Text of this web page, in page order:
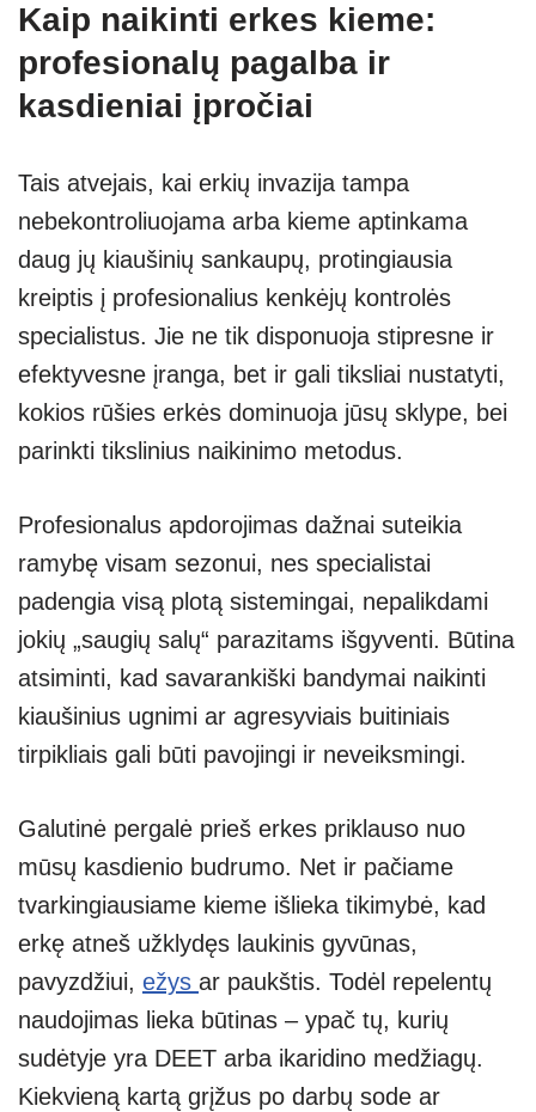
Kaip naikinti erkes kieme:
profesionalų pagalba ir
kasdieniai įpročiai
Tais atvejais, kai erkių invazija tampa
nebekontroliuojama arba kieme aptinkama
daug jų kiaušinių sankaupų, protingiausia
kreiptis į profesionalius kenkėjų kontrolės
specialistus. Jie ne tik disponuoja stipresne ir
efektyvesne įranga, bet ir gali tiksliai nustatyti,
kokios rūšies erkės dominuoja jūsų sklype, bei
parinkti tikslinius naikinimo metodus.
Profesionalus apdorojimas dažnai suteikia
ramybę visam sezonui, nes specialistai
padengia visą plotą sistemingai, nepalikdami
jokių „saugių salų“ parazitams išgyventi. Būtina
atsiminti, kad savarankiški bandymai naikinti
kiaušinius ugnimi ar agresyviais buitiniais
tirpikliais gali būti pavojingi ir neveiksmingi.
Galutinė pergalė prieš erkes priklauso nuo
mūsų kasdienio budrumo. Net ir pačiame
tvarkingiausiame kieme išlieka tikimybė, kad
erkę atneš užklydęs laukinis gyvūnas,
pavyzdžiui, ežys ar paukštis. Todėl repelentų
naudojimas lieka būtinas – ypač tų, kurių
sudėtyje yra DEET arba ikaridino medžiagų.
Kiekvieną kartą grįžus po darbų sode ar